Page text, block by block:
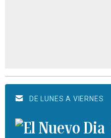
DE LUNES A VIERNES